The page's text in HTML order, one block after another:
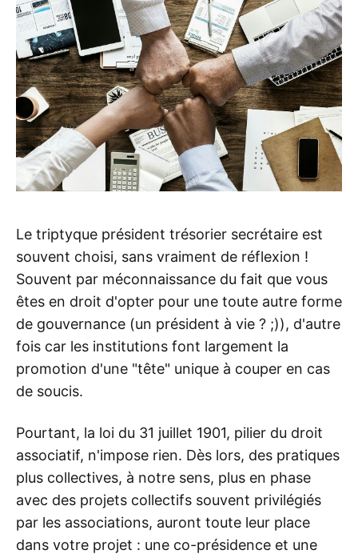
Le triptyque président trésorier secrétaire est
souvent choisi, sans vraiment de réflexion !
Souvent par méconnaissance du fait que vous
êtes en droit d'opter pour une toute autre forme
de gouvernance (un président à vie ? ;)), d'autre
fois car les institutions font largement la
promotion d'une "tête" unique à couper en cas
de soucis.
Pourtant, la loi du 31 juillet 1901, pilier du droit
associatif, n'impose rien. Dès lors, des pratiques
plus collectives, à notre sens, plus en phase
avec des projets collectifs souvent privilégiés
par les associations, auront toute leur place
dans votre projet : une co-présidence et une